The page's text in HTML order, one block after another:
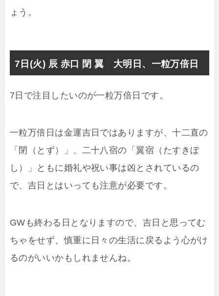
ょう。
7日(火) 辰 赤口 閉 翼 大明日、一粒万倍日
7日で注目したいのが一粒万倍日です。
一粒万倍日は金運吉日ではありますが、十二直の
「閉（とず）」、二十八宿の「翼宿（たすきぼ
し）」ともに婚礼や祝い事は凶とされているの
で、吉日とはいっても注意が必要です。
GWも終わる日となりますので、吉日と思ってむ
ちゃをせず、慎重に日々の生活に戻るよう心がけ
るのがいいかもしれませんね。